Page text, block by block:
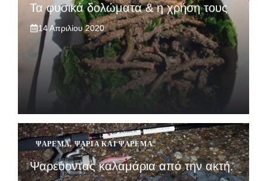
Τα φυσικά δολώματα & η χρήση τους
14 Απριλίου 2020
ΨΆΡΕΜΑ,ΨΆΡΙΑ ΚΑΙ ΨΆΡΕΜΑ
Ψαρεύοντας καλαμάρια από την ακτή.